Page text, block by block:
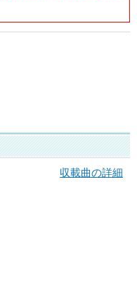
収載曲の詳細